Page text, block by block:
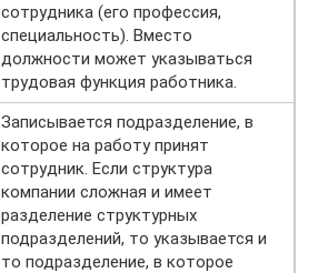
сотрудника (его профессия,
специальность). Вместо
должности может указываться
трудовая функция работника.
Записывается подразделение, в
которое на работу принят
сотрудник. Если структура
компании сложная и имеет
разделение структурных
подразделений, то указывается и
то подразделение, в которое